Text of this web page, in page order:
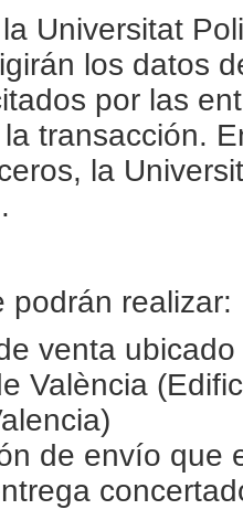
Universitat
los datos
por las
transacción.
la
podrán realizar:
venta
València
de envío que